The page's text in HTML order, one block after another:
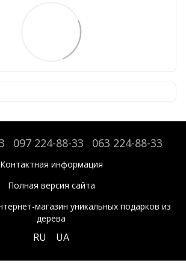
097 224-88-33 063 224-88-33
Контактная информация
Полная версия сайта
магазин уникальных подарков из
дерева
RU UA